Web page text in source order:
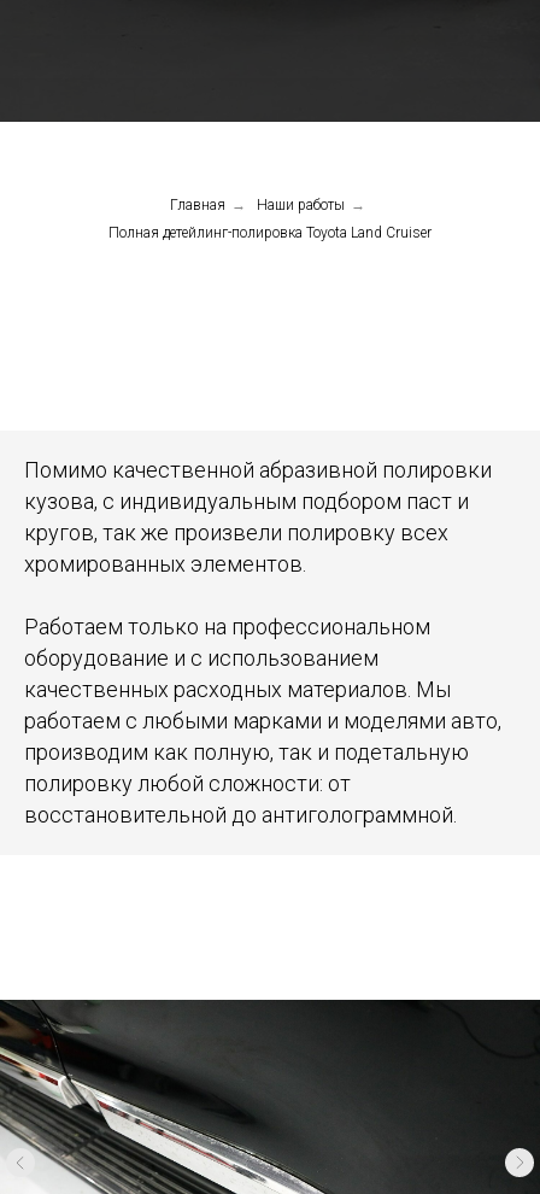
Главная → Наши работы →
Полная детейлинг-полировка Toyota Land Cruiser
Помимо качественной абразивной полировки
кузова, с индивидуальным подбором паст и
кругов, так же произвели полировку всех
хромированных элементов.
Работаем только на профессиональном
оборудование и с использованием
качественных расходных материалов. Мы
работаем с любыми марками и моделями авто,
производим как полную, так и подетальную
полировку любой сложности: от
восстановительной до антиголограммной.